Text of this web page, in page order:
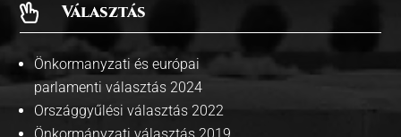
 Választás
Önkormanyzati és európai
parlamenti választás 2024
Országgyűlési választás 2022